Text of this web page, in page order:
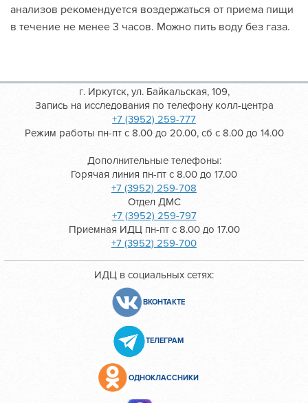
анализов рекомендуется воздержаться от приема пищи
в течение не менее 3 часов. Можно пить воду без газа.
г. Иркутск, ул. Байкальская, 109,
Запись на исследования по телефону колл-центра
+7 (3952) 259-777
Режим работы пн-пт с 8.00 до 20.00, сб с 8.00 до 14.00
Дополнительные телефоны:
Горячая линия пн-пт с 8.00 до 17.00
+7 (3952) 259-708
Отдел ДМС
+7 (3952) 259-797
Приемная ИДЦ пн-пт с 8.00 до 17.00
+7 (3952) 259-700
ИДЦ в социальных сетях:
ВКОНТАКТЕ
ТЕЛЕГРАМ
ОДНОКЛАССНИКИ